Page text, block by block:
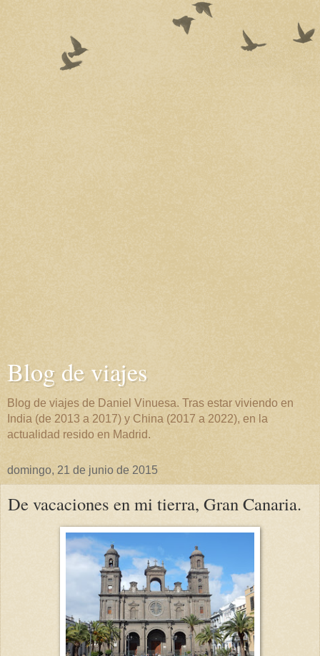
Blog de viajes
Blog de viajes de Daniel Vinuesa. Tras estar viviendo en
India (de 2013 a 2017) y China (2017 a 2022), en la
actualidad resido en Madrid.
domingo, 21 de junio de 2015
De vacaciones en mi tierra, Gran Canaria.